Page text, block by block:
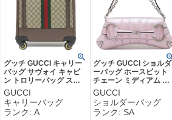
グッチ GUCCI キャリー
バッグ サヴォイ キャビ
ン トロリーバッグ スモ
ール GGスプリームキャ
ンバス レザー ベージュ×
ブラウン ゴールド金具
スーツケース 4輪
GUCCI
キャリーバッグ
ランク: A
グッチ GUCCI ショルダ
ーバッグ ホースビット
チェーン ミディアム レ
ザー ピンクオーロラ シ
ルバー金具 764255 【保
存袋】 【中古】新品同様
品
GUCCI
ショルダーバッグ
ランク: SA